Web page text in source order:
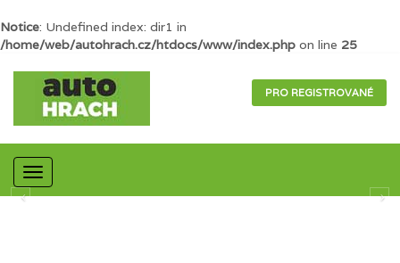
Notice: Undefined index: dir1 in
/home/web/autohrach.cz/htdocs/www/index.php on line 25
PRO REGISTROVANÉ
Mobilní
navigace